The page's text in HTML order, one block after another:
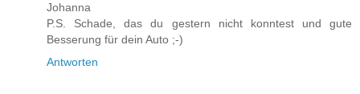
Johanna
P.S. Schade, das du gestern nicht konntest und gute
Besserung für dein Auto ;-)
Antworten